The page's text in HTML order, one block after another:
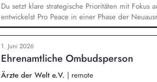
Du setzt klare strategische Prioritäten mit
entwickelst Pro Peace in einer Phase der
die Programme im In- und Ausland, die
Konflikttransformation und entwickelst den
Fachbereichen kontinuierlich weiter. Du sicherst
verantwortest das strategische Fundraising.
1. Juni 2026
Ehrenamtliche Ombudsperson
Ärzte der Welt e.V. | remote